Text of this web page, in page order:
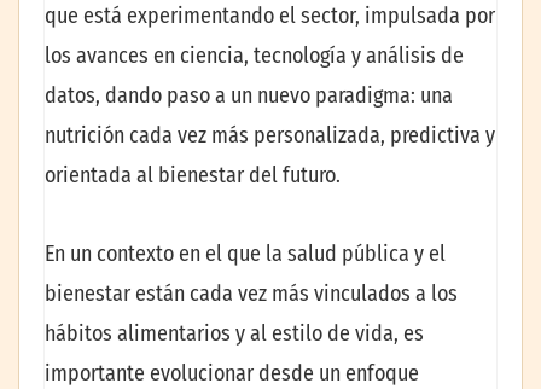
que está experimentando el sector, impulsada por
los avances en ciencia, tecnología y análisis de
datos, dando paso a un nuevo paradigma: una
nutrición cada vez más personalizada, predictiva y
orientada al bienestar del futuro.
En un contexto en el que la salud pública y el
bienestar están cada vez más vinculados a los
hábitos alimentarios y al estilo de vida, es
importante evolucionar desde un enfoque